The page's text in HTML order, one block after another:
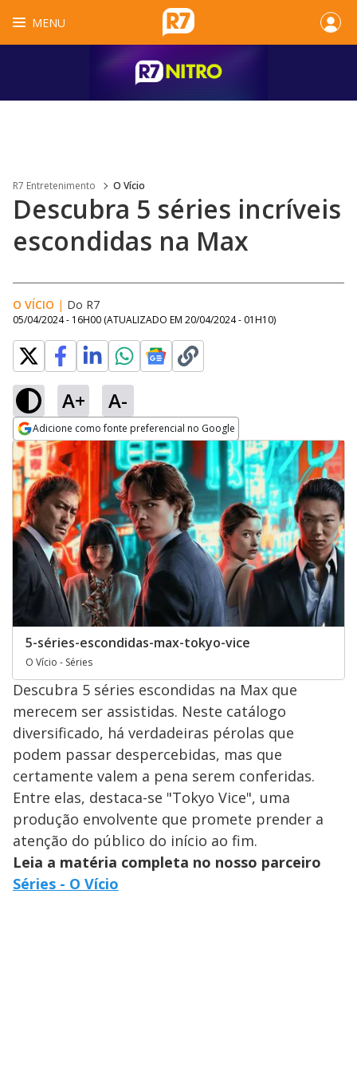
MENU
R7 Entretenimento O Vício
Descubra 5 séries incríveis
escondidas na Max
O VÍCIO | Do R7
05/04/2024 - 16H00 (ATUALIZADO EM 20/04/2024 - 01H10)
A+ A-
Adicione como fonte preferencial no Google
Opens in new window
5-séries-escondidas-max-tokyo-vice
O Vício - Séries
Descubra 5 séries escondidas na Max que
merecem ser assistidas. Neste catálogo
diversificado, há verdadeiras pérolas que
podem passar despercebidas, mas que
certamente valem a pena serem conferidas.
Entre elas, destaca-se "Tokyo Vice", uma
produção envolvente que promete prender a
atenção do público do início ao fim.
Leia a matéria completa no nosso parceiro
Séries - O Vício